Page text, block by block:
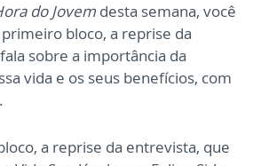
do Jovem desta semana, você
bloco, a reprise da
sobre a importância da
vida e os seus benefícios, com
a reprise da entrevista, que